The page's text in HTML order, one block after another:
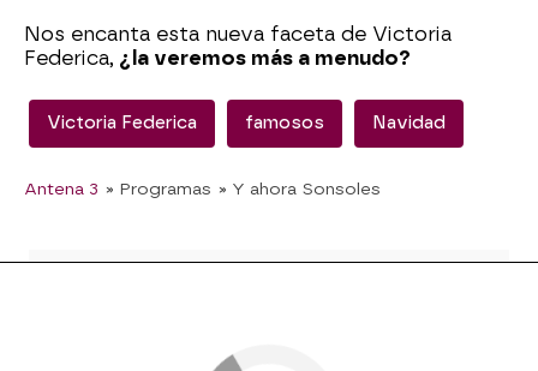
Nos encanta esta nueva faceta de Victoria
Federica, ¿la veremos más a menudo?
Victoria Federica famosos Navidad
Antena 3 » Programas » Y ahora Sonsoles